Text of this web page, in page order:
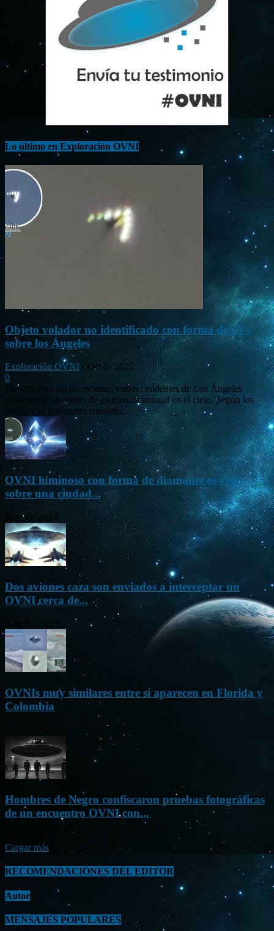
Lo último en Exploración OVNI
Objeto volador no identificado con forma de «V»
sobre los Ángeles
Exploración OVNI - Oct 5, 2025
0
Durante una noche reciente, varios residentes de Los Ángeles
observaron un objeto de apariencia inusual en el cielo. Según los
testigos, el fenómeno consistía...
OVNI luminoso con forma de diamante es visto
sobre una ciudad...
Mar 31, 2024
Dos aviones caza son enviados a interceptar un
OVNI cerca de...
Nov 22, 2023
OVNIs muy similares entre sí aparecen en Florida y
Colombia
Hombres de Negro confiscaron pruebas fotográficas
de un encuentro OVNI con...
Cargar más
RECOMENDACIONES DEL EDITOR
Autor
MENSAJES POPULARES